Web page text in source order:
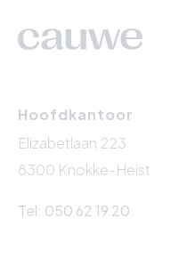
Hoofdkantoor
Elizabetlaan 223
8300 Knokke-Heist
Tel: 050 62 19 20